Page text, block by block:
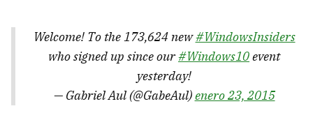
Welcome! To the 173,624 new#WindowsInsiders
who signed up since our#Windows10event
yesterday!
— Gabriel Aul (@GabeAul)enero 23, 2015